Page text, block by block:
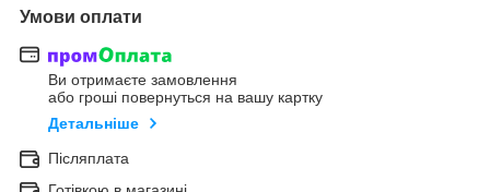
Умови оплати
Ви отримаєте замовлення
або гроші повернуться на вашу картку
Детальніше
Післяплата